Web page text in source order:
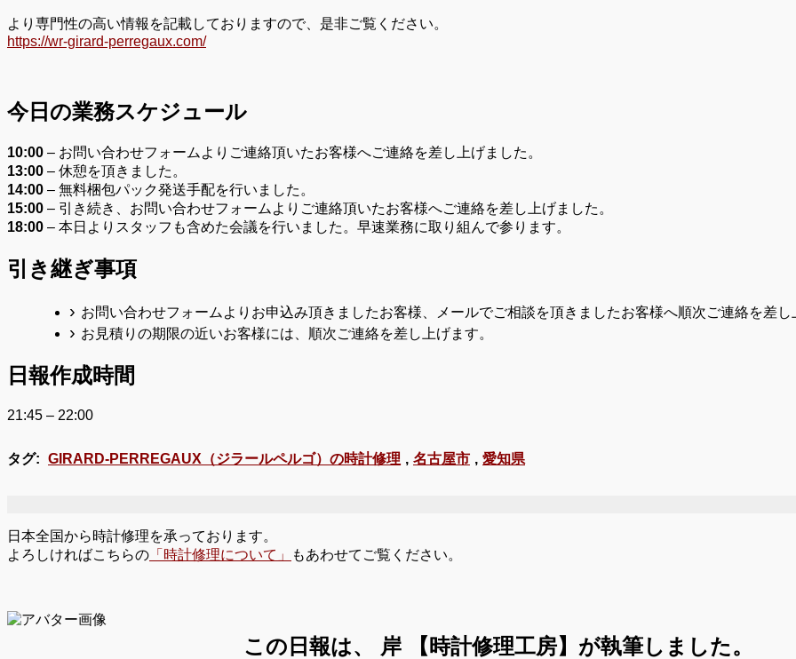
より専門性の高い情報を記載しておりますので、是非ご覧ください。
https://wr-girard-perregaux.com/
今日の業務スケジュール
10:00 – お問い合わせフォームよりご連絡頂いたお客様へご連絡を差し上げました。
13:00 – 休憩を頂きました。
14:00 – 無料梱包パック発送手配を行いました。
15:00 – 引き続き、お問い合わせフォームよりご連絡頂いたお客様へご連絡を差し上げました。
18:00 – 本日よりスタッフも含めた会議を行いました。早速業務に取り組んで参ります。
引き継ぎ事項
お問い合わせフォームよりお申込み頂きましたお客様、メールでご相談を頂きましたお客様へ順次ご連絡を差し
お見積りの期限の近いお客様には、順次ご連絡を差し上げます。
日報作成時間
21:45 – 22:00
タグ: GIRARD-PERREGAUX（ジラールペルゴ）の時計修理 , 名古屋市 , 愛知県
日本全国から時計修理を承っております。
よろしければこちらの 「時計修理について」 もあわせてご覧ください。
この日報は、 岸 【時計修理工房】が執筆しました。